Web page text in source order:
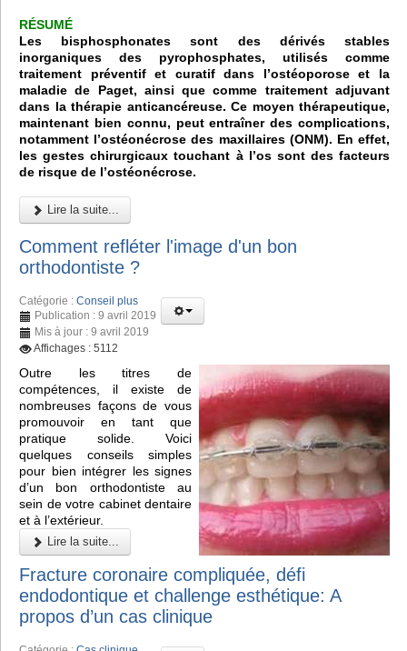
RÉSUMÉ
Les bisphosphonates sont des dérivés stables
inorganiques des pyrophosphates, utilisés comme
traitement préventif et curatif dans l’ostéoporose et la
maladie de Paget, ainsi que comme traitement adjuvant
dans la thérapie anticancéreuse. Ce moyen thérapeutique,
maintenant bien connu, peut entraîner des complications,
notamment l’ostéonécrose des maxillaires (ONM). En effet,
les gestes chirurgicaux touchant à l’os sont des facteurs
de risque de l’ostéonécrose.
Lire la suite...
Comment refléter l'image d'un bon
orthodontiste ?
Catégorie : Conseil plus
Publication : 9 avril 2019
Mis à jour : 9 avril 2019
Affichages : 5112
Outre les titres de
compétences, il existe de
nombreuses façons de vous
promouvoir en tant que
pratique solide. Voici
quelques conseils simples
pour bien intégrer les signes
d’un bon orthodontiste au
sein de votre cabinet dentaire
et à l’extérieur.
Lire la suite...
Fracture coronaire compliquée, défi
endodontique et challenge esthétique: A
propos d’un cas clinique